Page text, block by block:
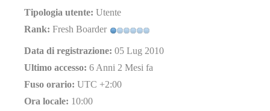
Tipologia utente: Utente
Rank: Fresh Boarder
Data di registrazione: 05 Lug 2010
Ultimo accesso: 6 Anni 2 Mesi fa
Fuso orario: UTC +2:00
Ora locale: 10:00